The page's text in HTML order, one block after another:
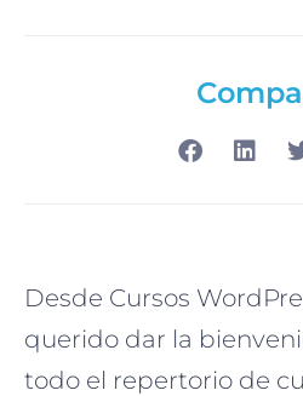
Desde Cursos
querido dar la
todo el repertorio de